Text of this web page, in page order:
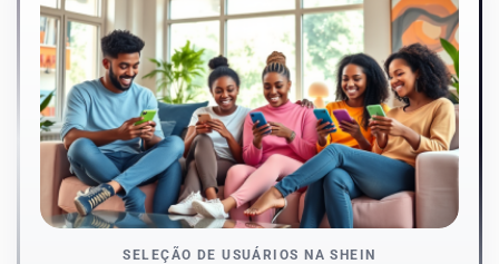
SELEÇÃO DE USUÁRIOS NA SHEIN